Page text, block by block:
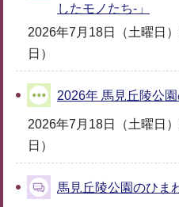
したモノたち-」
2026年7月18日（土曜日
日）
2026年 馬見丘陵公
2026年7月18日（土曜日
日）
馬見丘陵公園のひま